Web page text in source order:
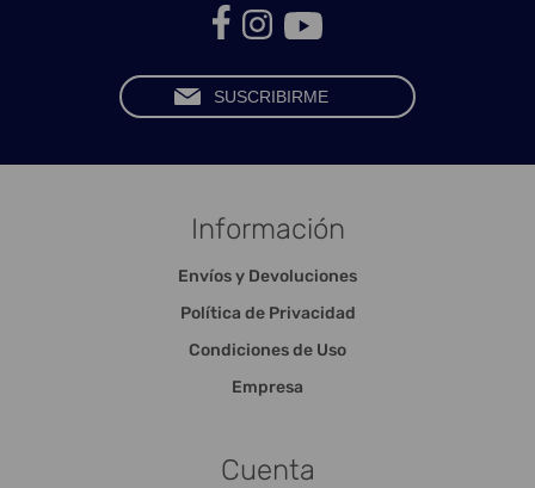
Información
Envíos y Devoluciones
Política de Privacidad
Condiciones de Uso
Empresa
Cuenta